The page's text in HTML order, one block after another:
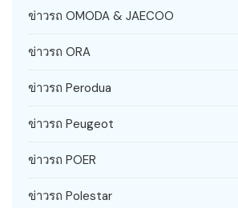
ข่าวรถ OMODA & JAECOO
ข่าวรถ ORA
ข่าวรถ Perodua
ข่าวรถ Peugeot
ข่าวรถ POER
ข่าวรถ Polestar